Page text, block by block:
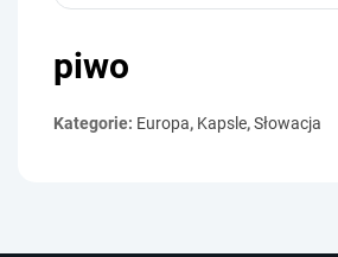
piwo
Kategorie: Europa, Kapsle,Słowacja